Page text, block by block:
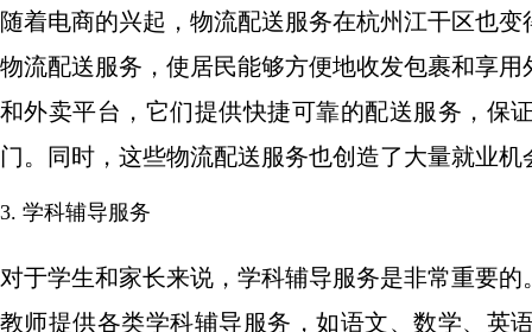
随着电商的兴起，物流配送服务在杭州江干区也
物流配送服务，使居民能够方便地收发包裹和享
和外卖平台，它们提供快捷可靠的配送服务，保
门。同时，这些物流配送服务也创造了大量就业
3. 学科辅导服务
对于学生和家长来说，学科辅导服务是非常重要
教师提供各类学科辅导服务，如语文、数学、英